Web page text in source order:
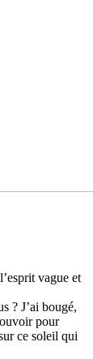
vague et
? J’ai bougé,
pour
ce soleil qui